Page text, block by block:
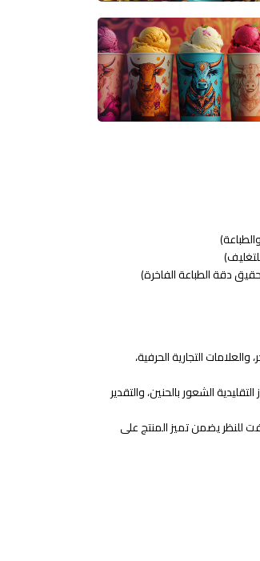
التجارية الحرفية،
الشعور بالحنين، والتقدير
للنظر يضمن تميز المنتج على